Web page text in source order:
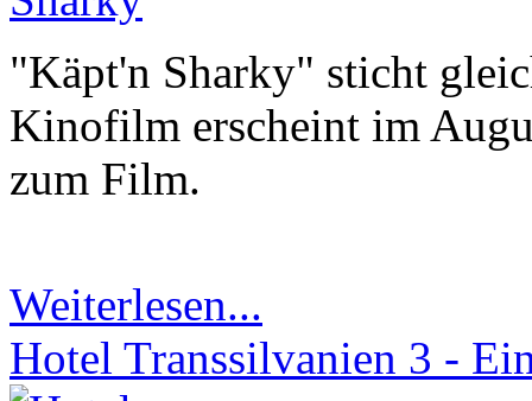
"Käpt'n Sharky" sticht
Kinofilm erscheint im
zum Film.
Weiterlesen...
Hotel Transsilvanien 3 -